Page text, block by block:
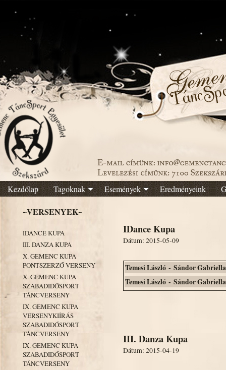
Kezdőlap Tagoknak Események Eredményeink
~VERSENYEK~
IDANCE KUPA
III. DANZA KUPA
X. GEMENC KUPA
PONTSZERZŐ VERSENY
X. GEMENC KUPA
SZABADIDŐSPORT
TÁNCVERSENY
IX. GEMENC KUPA
VERSENYKIÍRÁS
SZABADIDŐSPORT
TÁNCVERSENY
IX. GEMENC KUPA
SZABADIDŐSPORT
TÁNCVERSENY
IDance Kupa
Dátum: 2015-05-09
Temesi László - Sándor Gabriella
Temesi László - Sándor Gabriella
III. Danza Kupa
Dátum: 2015-04-19